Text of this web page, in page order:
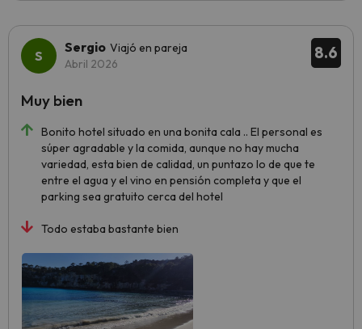
8.6
Sergio Viajó en pareja
Abril 2026
Bonito hotel situado en una bonita cala .. El personal es
súper agradable y la comida, aunque no hay mucha
variedad, esta bien de calidad, un puntazo lo de que te
entre el agua y el vino en pensión completa y que el
parking sea gratuito cerca del hotel
Todo estaba bastante bien
Muy bien